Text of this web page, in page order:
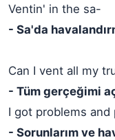
Ventin' in the sa-
- Sa'da
Can I vent all my
- Tüm gerçeğimi
I got problems
- Sorunlarım ve